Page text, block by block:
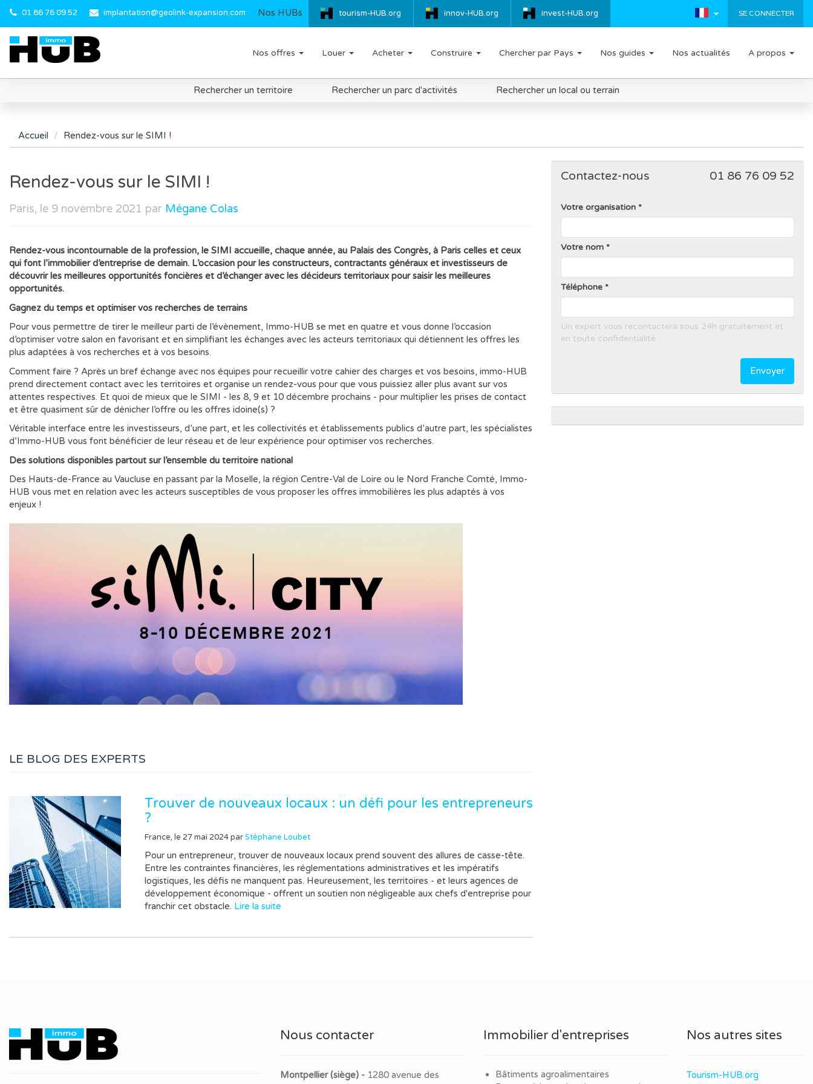
01 86 76 09 52 implantation@geolink-expansion.com tourism-HUB.org innov-HUB.org invest-HUB.org
Nos HUBs SE CONNECTER
Nos offres Louer Acheter Construire Chercher par Pays Nos guides Nos actualités A propos
Rechercher un territoire Rechercher un parc d'activités Rechercher un local ou terrain
Accueil Rendez-vous sur le SIMI !
Rendez-vous sur le SIMI !
Paris, le 9 novembre 2021 par Mégane Colas
Rendez-vous incontournable de la profession, le SIMI accueille, chaque année, au Palais des Congrès, à Paris celles et ceux
qui font l’immobilier d’entreprise de demain. L’occasion pour les constructeurs, contractants généraux et investisseurs de
découvrir les meilleures opportunités foncières et d’échanger avec les décideurs territoriaux pour saisir les meilleures
opportunités.
Gagnez du temps et optimiser vos recherches de terrains
Pour vous permettre de tirer le meilleur parti de l’évènement, Immo-HUB se met en quatre et vous donne l’occasion
d’optimiser votre salon en favorisant et en simplifiant les échanges avec les acteurs territoriaux qui détiennent les offres les
plus adaptées à vos recherches et à vos besoins.
Comment faire ? Après un bref échange avec nos équipes pour recueillir votre cahier des charges et vos besoins, immo-HUB
prend directement contact avec les territoires et organise un rendez-vous pour que vous puissiez aller plus avant sur vos
attentes respectives. Et quoi de mieux que le SIMI - les 8, 9 et 10 décembre prochains - pour multiplier les prises de contact
et être quasiment sûr de dénicher l’offre ou les offres idoine(s) ?
Véritable interface entre les investisseurs, d’une part, et les collectivités et établissements publics d’autre part, les spécialistes
d’Immo-HUB vous font bénéficier de leur réseau et de leur expérience pour optimiser vos recherches.
Des solutions disponibles partout sur l’ensemble du territoire national
Des Hauts-de-France au Vaucluse en passant par la Moselle, la région Centre-Val de Loire ou le Nord Franche Comté, Immo-
HUB vous met en relation avec les acteurs susceptibles de vous proposer les offres immobilières les plus adaptés à vos
enjeux !
LE BLOG DES EXPERTS
Trouver de nouveaux locaux : un défi pour les entrepreneurs
?
France, le 27 mai 2024 parStéphane Loubet
Pour un entrepreneur, trouver de nouveaux locaux prend souvent des allures de casse-tête.
Entre les contraintes financières, les réglementations administratives et les impératifs
logistiques, les défis ne manquent pas. Heureusement, les territoires - et leurs agences de
développement économique - offrent un soutien non négligeable aux chefs d'entreprise pour
franchir cet obstacle. Lire la suite
Contactez-nous 01 86 76 09 52
Votre organisation
Votre nom
Téléphone
Un expert vous recontactera sous 24h gratuitement et
en toute confidentialité
Envoyer
Nous contacter
Montpellier (siège) - 1280 avenue des
Immobilier d'entreprises
Bâtiments agroalimentaires
Nos autres sites
Tourism-HUB.org